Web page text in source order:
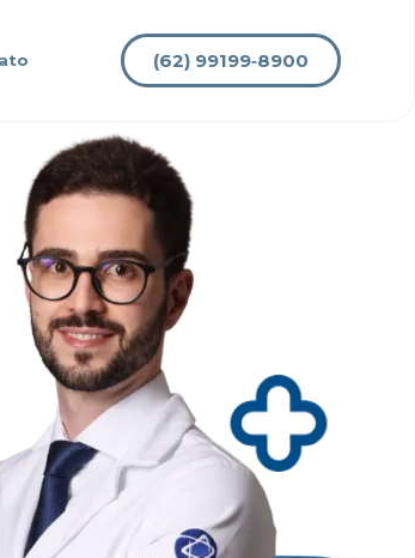
(62) 99199‑8900